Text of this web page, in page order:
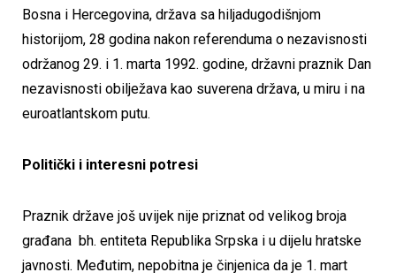
Bosna i Hercegovina, država sa hiljadugodišnjom
historijom, 28 godina nakon referenduma o nezavisnosti
održanog 29. i 1. marta 1992. godine, državni praznik Dan
nezavisnosti obilježava kao suverena država, u miru i na
euroatlantskom putu.
Politički i interesni potresi
Praznik države još uvijek nije priznat od velikog broja
građana bh. entiteta Republika Srpska i u dijelu hratske
javnosti. Međutim, nepobitna je činjenica da je 1. mart